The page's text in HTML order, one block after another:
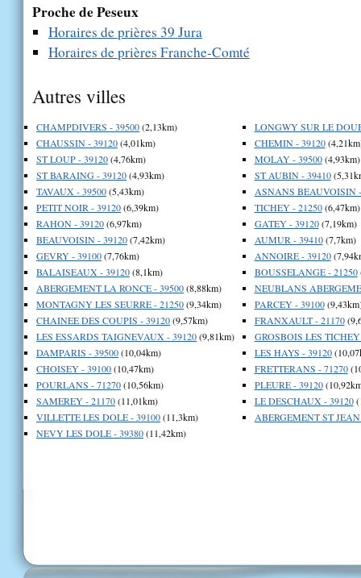
Proche de Peseux
Horaires de prières 39 Jura
Horaires de prières Franche-Comté
Autres villes
CHAMPDIVERS - 39500(2,13km)
CHAUSSIN - 39120(4,01km)
ST LOUP - 39120(4,76km)
ST BARAING - 39120(4,93km)
TAVAUX - 39500(5,43km)
PETIT NOIR - 39120(6,39km)
RAHON - 39120(6,97km)
BEAUVOISIN - 39120(7,42km)
GEVRY - 39100(7,76km)
BALAISEAUX - 39120(8,1km)
ABERGEMENT LA RONCE - 39500(8,88km)
MONTAGNY LES SEURRE - 21250(9,34km)
CHAINEE DES COUPIS - 39120(9,57km)
LES ESSARDS TAIGNEVAUX - 39120(9,81km)
DAMPARIS - 39500(10,04km)
CHOISEY - 39100(10,47km)
POURLANS - 71270(10,56km)
SAMEREY - 21170(11,01km)
VILLETTE LES DOLE - 39100(11,3km)
NEVY LES DOLE - 39380(11,42km)
LONGWY SUR LE
CHEMIN - 39120
MOLAY - 39500(4,93km)
ST AUBIN - 39410
ASNANS BEAUVOISIN
TICHEY - 21250(6,47km)
GATEY - 39120(7,19km)
AUMUR - 39410(7,7km)
ANNOIRE - 39120
BOUSSELANGE - 21250
NEUBLANS
PARCEY - 39100
FRANXAULT - 21170
GROSBOIS LES
LES HAYS - 39120
FRETTERANS - 71270
PLEURE - 39120
LE DESCHAUX - 39120
ABERGEMENT ST